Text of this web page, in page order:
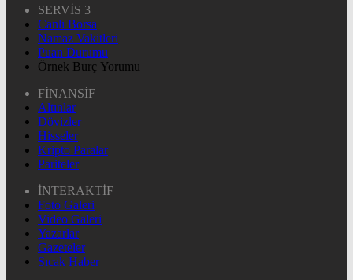
SERVİS 3
Canlı Borsa
Namaz Vakitleri
Puan Durumu
Örnek Burç Yorumu
FİNANSİF
Altınlar
Dövizler
Hisseler
Kripto Paralar
Pariteler
İNTERAKTİF
Foto Galeri
Video Galeri
Yazarlar
Gazeteler
Sıcak Haber